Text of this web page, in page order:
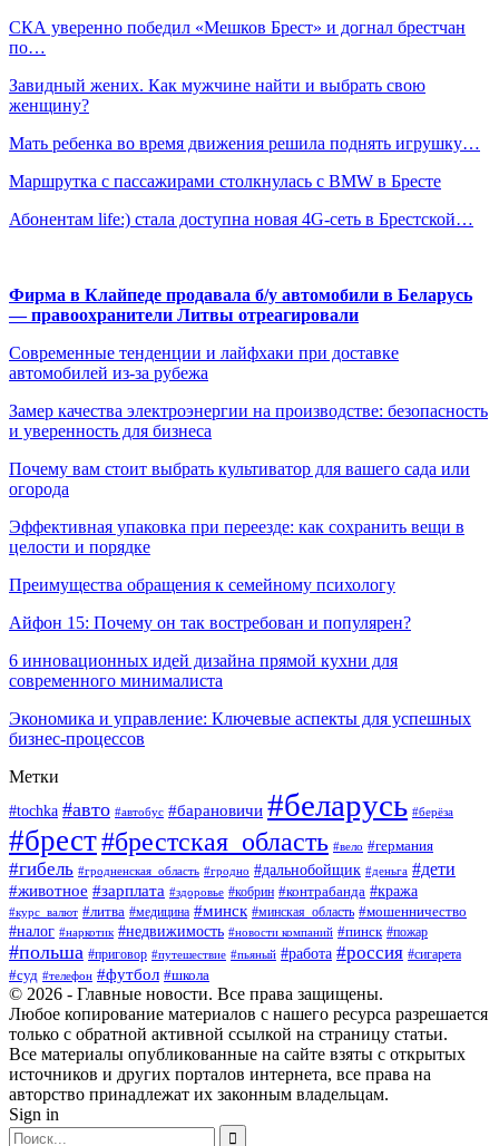
СКА уверенно победил «Мешков Брест» и догнал брестчан
по…
Завидный жених. Как мужчине найти и выбрать свою
женщину?
Мать ребенка во время движения решила поднять игрушку…
Маршрутка с пассажирами столкнулась с BMW в Бресте
Абонентам life:) стала доступна новая 4G-сеть в Брестской…
Фирма в Клайпеде продавала б/у автомобили в Беларусь
— правоохранители Литвы отреагировали
Современные тенденции и лайфхаки при доставке
автомобилей из-за рубежа
Замер качества электроэнергии на производстве: безопасность
и уверенность для бизнеса
Почему вам стоит выбрать культиватор для вашего сада или
огорода
Эффективная упаковка при переезде: как сохранить вещи в
целости и порядке
Преимущества обращения к семейному психологу
Айфон 15: Почему он так востребован и популярен?
6 инновационных идей дизайна прямой кухни для
современного минималиста
Экономика и управление: Ключевые аспекты для успешных
бизнес-процессов
Метки
#tochka #авто #автобус #барановичи #беларусь #берёза
#брест#брестская_область #вело #германия
#гибель #гродненская_область #гродно #дальнобойщик #деньга #дети
#животное #зарплата #здоровье #кобрин #контрабанда #кража
#курс_валют #литва #медицина #минск #минская_область #мошенничество
#налог #наркотик #недвижимость #новости компаний #пинск #пожар
#польша #приговор #путешествие #пьяный #работа #россия #сигарета
#суд #телефон #футбол #школа
© 2026 - Главные новости. Все права защищены.
Любое копирование материалов с нашего ресурса разрешается
только с обратной активной ссылкой на страницу статьи.
Все материалы опубликованные на сайте взяты с открытых
источников и других порталов интернета, все права на
авторство принадлежат их законным владельцам.
Sign in